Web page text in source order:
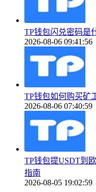
TP钱包闪兑密码是
2026-08-06 09:41:56
TP钱包如何购买矿
2026-08-06 07:40:59
TP钱包提USDT到
指南
2026-08-05 19:02:59